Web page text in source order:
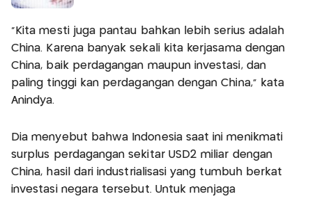
"Kita mesti juga pantau bahkan lebih serius adalah
China. Karena banyak sekali kita kerjasama dengan
China, baik perdagangan maupun investasi, dan
paling tinggi kan perdagangan dengan China," kata
Anindya.
Dia menyebut bahwa Indonesia saat ini menikmati
surplus perdagangan sekitar USD2 miliar dengan
China, hasil dari industrialisasi yang tumbuh berkat
investasi negara tersebut. Untuk menjaga